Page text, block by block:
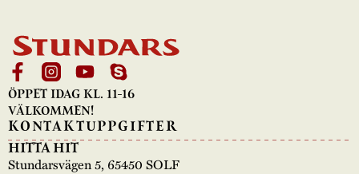
ÖPPET IDAG KL. 11-16
VÄLKOMMEN!
KONTAKTUPPGIFTER
HITTA HIT
Stundarsvägen 5, 65450 SOLF